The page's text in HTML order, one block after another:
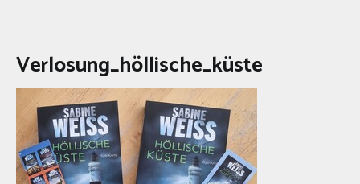
Verlosung_höllische_küste